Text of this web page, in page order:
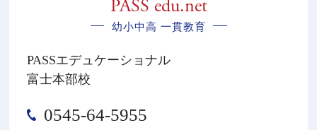
PASS edu.net
幼小中高 一貫教育
PASSエデュケーショナル
富士本部校
0545-64-5955